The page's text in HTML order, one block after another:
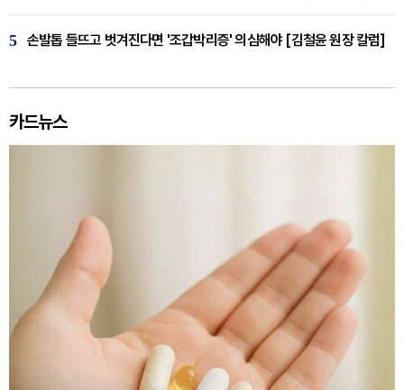
5 손발톱 들뜨고 벗겨진다면 '조갑박리증' 의심해야 [김철윤 원장 칼럼]
카드뉴스